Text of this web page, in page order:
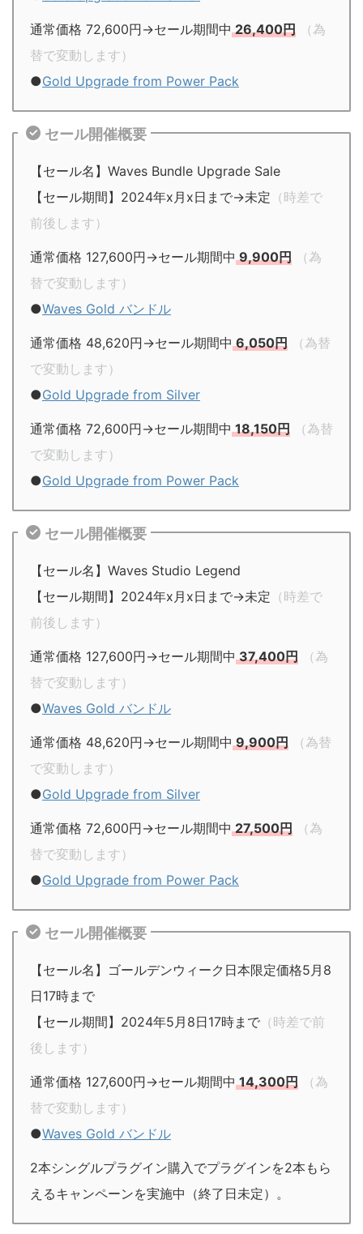
通常価格 72,600円→セール期間中26,400円
（為
替で変動します）
●Gold Upgrade from Power Pack
セール開催概要
【セール名】Waves Bundle Upgrade Sale
【セール期間】2024年x月x日まで→未定 （時差で
前後します）
通常価格 127,600円→セール期間中9,900円
（為
替で変動します）
●Waves Gold バンドル
通常価格 48,620円→セール期間中6,050円
（為替
で変動します）
●Gold Upgrade from Silver
通常価格 72,600円→セール期間中18,150円
（為替
で変動します）
●Gold Upgrade from Power Pack
セール開催概要
【セール名】Waves Studio Legend
【セール期間】2024年x月x日まで→未定 （時差で
前後します）
通常価格 127,600円→セール期間中37,400円
（為
替で変動します）
●Waves Gold バンドル
通常価格 48,620円→セール期間中9,900円
（為替
で変動します）
●Gold Upgrade from Silver
通常価格 72,600円→セール期間中27,500円
（為
替で変動します）
●Gold Upgrade from Power Pack
セール開催概要
【セール名】ゴールデンウィーク日本限定価格5月8
日17時まで
【セール期間】2024年5月8日17時まで （時差で前
後します）
通常価格 127,600円→セール期間中14,300円
（為
替で変動します）
●Waves Gold バンドル
2本シングルプラグイン購入でプラグインを2本もら
えるキャンペーンを実施中（終了日未定）。